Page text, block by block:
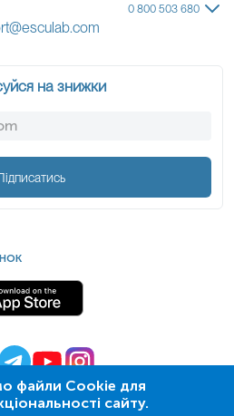
файли Cookie для
сайту.
0 800 503 680
на знижки
| ПСМЛ «Ескулаб»